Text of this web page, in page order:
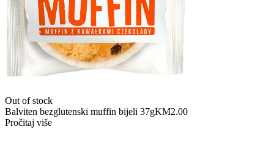
Out of stock
Balviten bezglutenski muffin bijeli 37gKM2.00
Pročitaj više